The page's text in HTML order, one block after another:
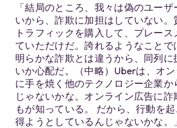
「結局のところ、我々は偽のユー
いから、詐欺に加担はしていない。
トラフィックを購入して、プレー
ていただけだ。誇れるようなことで
明らかな詐欺とは違うから、同列に
いか心配だ。（中略）Uberは、オ
に手を焼く他のテクノロジー企業か
じゃないかな。オンライン広告に
もが知っている。 だから、行動を
得ようとしているんじゃないかな。」